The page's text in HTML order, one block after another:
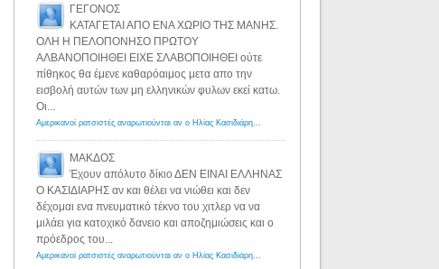
ΓΕΓΟΝΟΣ
ΚΑΤΑΓΕΤΑΙ ΑΠΟ ΕΝΑ ΧΩΡΙΟ ΤΗΣ ΜΑΝΗΣ.
ΟΛΗ Η ΠΕΛΟΠΟΝΗΣΟ ΠΡΩΤΟΥ
ΑΛΒΑΝΟΠΟΙΗΘΕΙ ΕΙΧΕ ΣΛΑΒΟΠΟΙΗΘΕΙ ούτε
πίθηκος θα έμενε καθαρόαιμος μετα απο την
εισβολή αυτών των μη ελληνικών φυλων εκεί κατω.
Οι...
Αμερικανοί ρατσιστές αναρωτιούνται αν ο Ηλίας Κασιδιάρης ανήκει στη λευκή φυλή... - Λόγιος Ερμής
ΜΑΚΔΟΣ
Έχουν απόλυτο δίκιο ΔΕΝ ΕΙΝΑΙ ΕΛΛΗΝΑΣ
Ο ΚΑΣΙΔΙΑΡΗΣ αν και θέλει να νιώθει και δεν
δέχομαι ενα πνευματικό τέκνο του χιτλερ να να
μιλάει για κατοχικό δανειο και αποζημιώσεις και ο
πρόεδρος του...
Αμερικανοί ρατσιστές αναρωτιούνται αν ο Ηλίας Κασιδιάρης ανήκει στη λευκή φυλή... - Λόγιος Ερμής